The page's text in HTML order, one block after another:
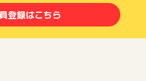
登録はこちら